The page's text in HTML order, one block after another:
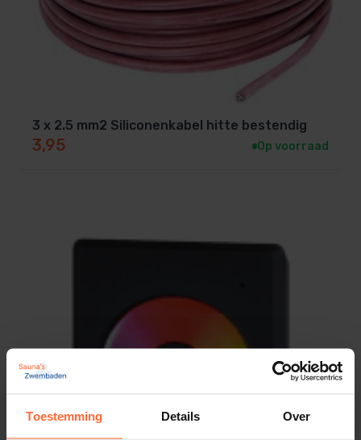
Toestemming Details Over
3 x 2.5 mm2 Siliconenkabel hitte bestendig
3,95 Op voorraad